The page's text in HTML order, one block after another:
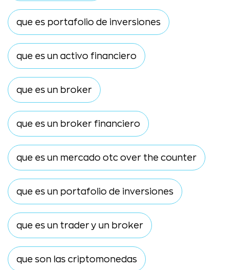
que es portafolio de inversiones
que es un activo financiero
que es un broker
que es un broker financiero
que es un mercado otc over the counter
que es un portafolio de inversiones
que es un trader y un broker
que son las criptomonedas